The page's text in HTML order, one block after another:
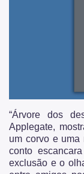
“Árvore dos
Applegate,
um corvo e uma
conto
exclusão e o